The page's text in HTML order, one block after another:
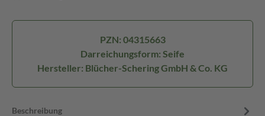
PZN: 04315663
Darreichungsform: Seife
Hersteller: Blücher-Schering GmbH & Co. KG
Beschreibung